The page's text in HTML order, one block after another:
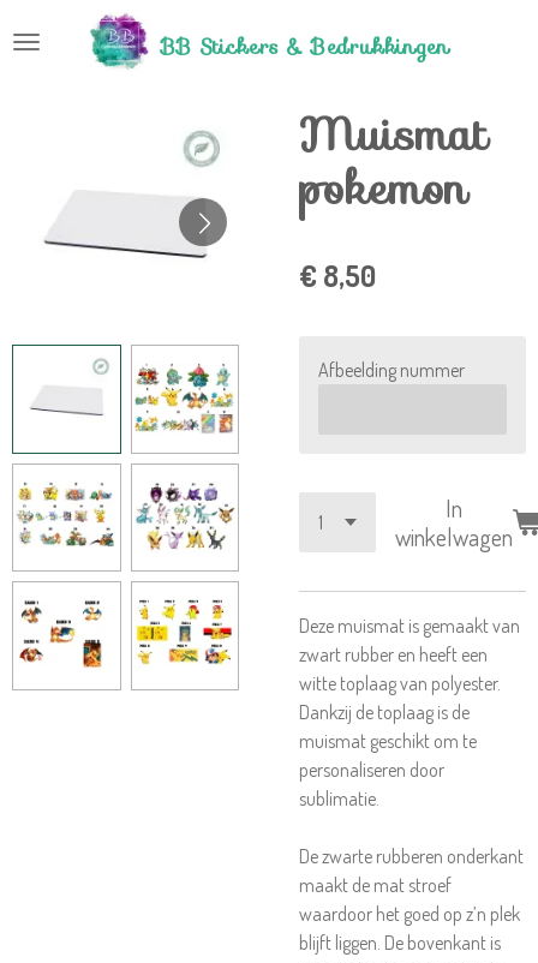
direct
BB Stickers & Bedrukkingen
Muismat
pokemon
€ 8,50
Afbeelding nummer
In
winkelwagen
Deze muismat is gemaakt van
zwart rubber en heeft een
witte toplaag van polyester.
Dankzij de toplaag is de
muismat geschikt om te
personaliseren door
sublimatie.
De zwarte rubberen onderkant
maakt de mat stroef
waardoor het goed op z’n plek
blijft liggen. De bovenkant is